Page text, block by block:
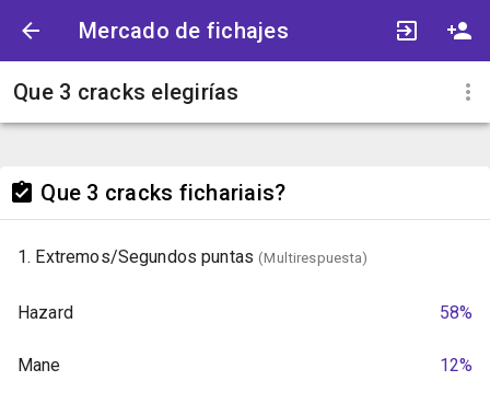
Mercado de fichajes
Que 3 cracks elegirías
Que 3 cracks fichariais?
1. Extremos/Segundos puntas(Multirespuesta)
Hazard 58%
Mane 12%